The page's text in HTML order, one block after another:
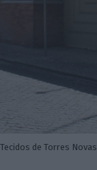
de Torres Novas